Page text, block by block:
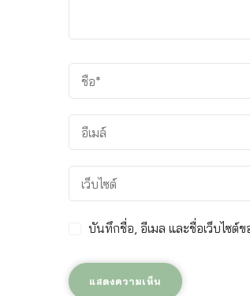
บันทึกชื่อ, อีเมล และชื่อเว็บไซต์